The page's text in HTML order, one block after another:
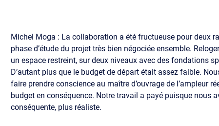
Michel Moga : La collaboration a été fructueuse pour deux
phase d’étude du projet très bien négociée ensemble.
un espace restreint, sur deux niveaux avec des fondations
D’autant plus que le budget de départ était assez faible.
faire prendre conscience au maître d’ouvrage de l’ampleur
budget en conséquence. Notre travail a payé puisque nous
conséquente, plus réaliste.